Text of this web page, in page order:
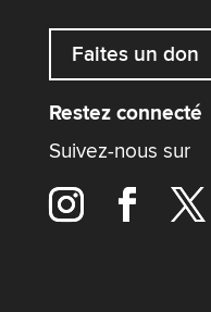
Faites un don
Restez connecté
Suivez-nous sur